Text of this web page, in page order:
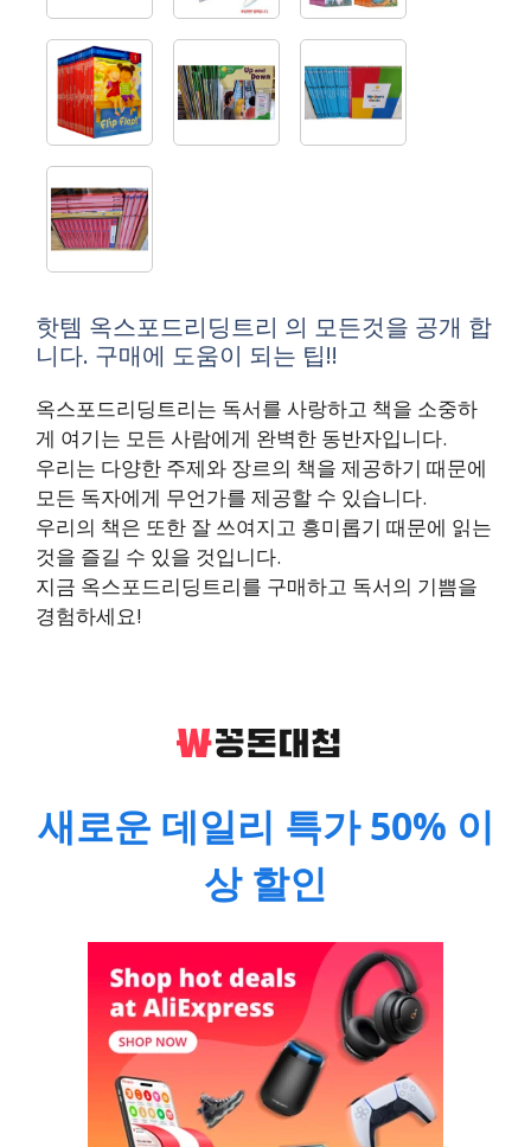
핫템 옥스포드리딩트리 의 모든것을 공개 합
니다. 구매에 도움이 되는 팁!!
옥스포드리딩트리는 독서를 사랑하고 책을 소중하
게 여기는 모든 사람에게 완벽한 동반자입니다.
우리는 다양한 주제와 장르의 책을 제공하기 때문에
모든 독자에게 무언가를 제공할 수 있습니다.
우리의 책은 또한 잘 쓰여지고 흥미롭기 때문에 읽는
것을 즐길 수 있을 것입니다.
지금 옥스포드리딩트리를 구매하고 독서의 기쁨을
경험하세요!
새로운 데일리 특가 50% 이
상 할인